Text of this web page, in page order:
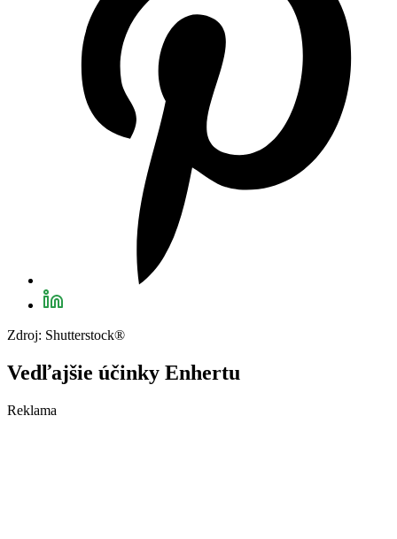
Zdroj: Shutterstock®
Vedľajšie účinky Enhertu
Reklama